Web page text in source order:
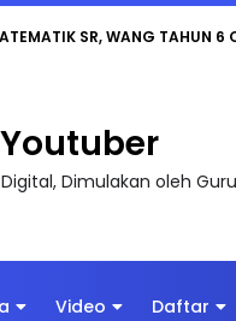
SR, WANG TAHUN
Dimulakan oleh
Video Daftar